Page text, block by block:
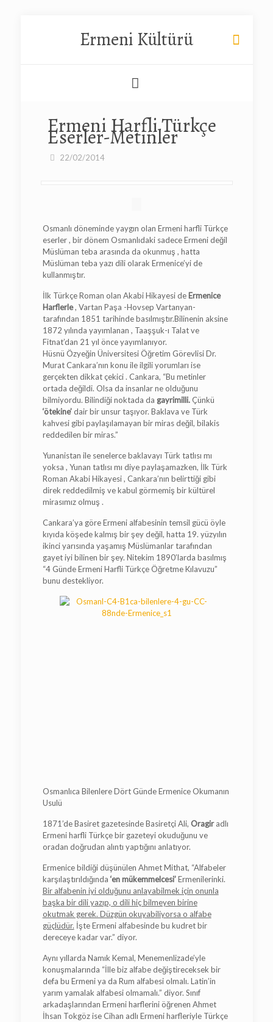
Ermeni Kültürü
Ermeni Harfli Türkçe
Eserler-Metinler
22/02/2014
Osmanlı döneminde yaygın olan Ermeni harfli Türkçe
eserler , bir dönem Osmanlıdaki sadece Ermeni değil
Müslüman teba arasında da okunmuş , hatta
Müslüman teba yazı dili olarak Ermenice’yi de
kullanmıştır.
İlk Türkçe Roman olan Akabi Hikayesi de Ermenice
Harflerle, Vartan Paşa -Hovsep Vartanyan-
tarafından 1851 tarihinde basılmıştır.Bilinenin aksine
1872 yılında yayımlanan , Taaşşuk-ı Talat ve
Fitnat’dan 21 yıl önce yayımlanıyor.
Hüsnü Özyeğin Üniversitesi Öğretim Görevlisi Dr.
Murat Cankara’nın konu ile ilgili yorumları ise
gerçekten dikkat çekici . Cankara, “Bu metinler
ortada değildi. Olsa da insanlar ne olduğunu
bilmiyordu. Bilindiği noktada da gayrimilli.Çünkü
‘ötekine’dair bir unsur taşıyor. Baklava ve Türk
kahvesi gibi paylaşılamayan bir miras değil, bilakis
reddedilen bir miras.”
Yunanistan ile senelerce baklavayı Türk tatlısı mı
yoksa , Yunan tatlısı mı diye paylaşamazken, İlk Türk
Roman Akabi Hikayesi , Cankara’nın belirttiği gibi
direk reddedilmiş ve kabul görmemiş bir kültürel
mirasımız olmuş .
Cankara’ya göre Ermeni alfabesinin temsil gücü öyle
kıyıda köşede kalmış bir şey değil, hatta 19. yüzyılın
ikinci yarısında yaşamış Müslümanlar tarafından
gayet iyi bilinen bir şey. Nitekim 1890’larda basılmış
“4 Günde Ermeni Harfli Türkçe Öğretme Kılavuzu”
bunu destekliyor.
Osmanlıca Bilenlere Dört Günde Ermenice Okumanın
Usulü
1871’de Basiret gazetesinde Basiretçi Ali, Oragiradlı
Ermeni harfli Türkçe bir gazeteyi okuduğunu ve
oradan doğrudan alıntı yaptığını anlatıyor.
Ermenice bildiği düşünülen Ahmet Mithat, “Alfabeler
karşılaştırıldığında ‘en mükemmelcesi’Ermenilerinki.
Bir alfabenin iyi olduğunu anlayabilmek için onunla
başka bir dili yazıp, o dili hiç bilmeyen birine
okutmak gerek. Düzgün okuyabiliyorsa o alfabe
güçlüdür. İşte Ermeni alfabesinde bu kudret bir
dereceye kadar var.” diyor.
Aynı yıllarda Namık Kemal, Menemenlizade’yle
konuşmalarında “İlle biz alfabe değiştireceksek bir
defa bu Ermeni ya da Rum alfabesi olmalı. Latin’in
yarım yamalak alfabesi olmamalı.” diyor. Sınıf
arkadaşlarından Ermeni harflerini öğrenen Ahmet
İhsan Tokgöz ise Cihan adlı Ermeni harfleriyle Türkçe